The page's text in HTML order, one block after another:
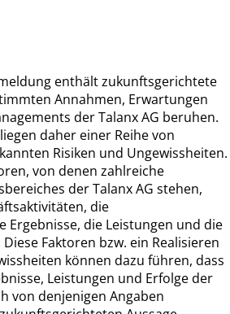
enthält zukunftsgerichtete
Annahmen, Erwartungen
der Talanx AG beruhen.
daher einer Reihe von
Risiken und Ungewissheiten.
von denen zahlreiche
der Talanx AG stehen,
die
Ergebnisse, die Leistungen und die
Faktoren bzw. ein Realisieren
können dazu führen, dass
Leistungen und Erfolge der
von denjenigen Angaben